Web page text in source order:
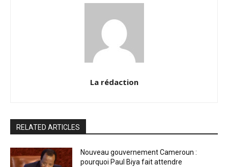
La rédaction
RELATED ARTICLES
Nouveau gouvernement Cameroun :
pourquoi Paul Biya fait attendre